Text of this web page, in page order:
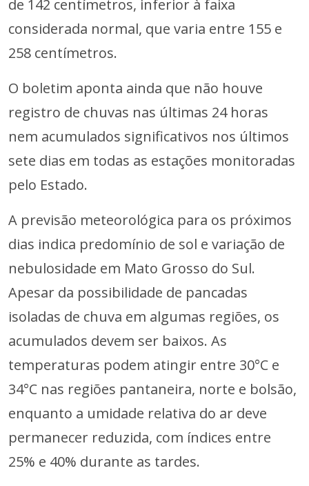
de 142 centímetros, inferior à faixa
considerada normal, que varia entre 155 e
258 centímetros.
O boletim aponta ainda que não houve
registro de chuvas nas últimas 24 horas
nem acumulados significativos nos últimos
sete dias em todas as estações monitoradas
pelo Estado.
A previsão meteorológica para os próximos
dias indica predomínio de sol e variação de
nebulosidade em Mato Grosso do Sul.
Apesar da possibilidade de pancadas
isoladas de chuva em algumas regiões, os
acumulados devem ser baixos. As
temperaturas podem atingir entre 30°C e
34°C nas regiões pantaneira, norte e bolsão,
enquanto a umidade relativa do ar deve
permanecer reduzida, com índices entre
25% e 40% durante as tardes.